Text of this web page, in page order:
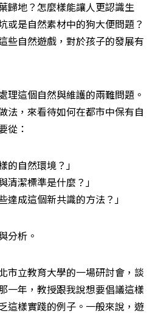
歸地？怎麼樣能讓人更認識生
或是自然素材中的狗大便問題？
些自然遊戲，對於孩子的發展有
理這個自然與維護的兩難問題。
法，來看待如何在都市中保有自
從：
的自然環境？」
清潔標準是什麼？」
達成這個新共識的方法？」
分析。
市立教育大學的一場研討會，談
一年，教授跟我說想要倡議這樣
這樣實踐的例子。一般來說，遊